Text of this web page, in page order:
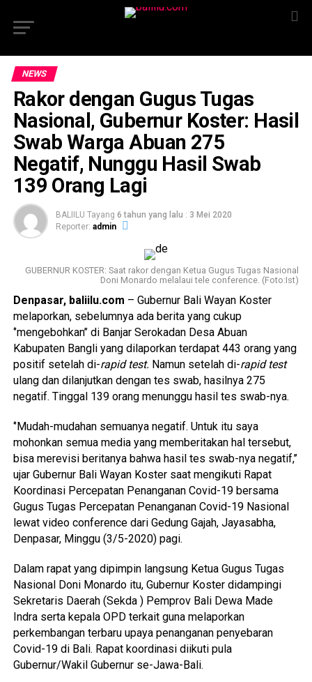
NEWS
Rakor dengan Gugus Tugas
Nasional, Gubernur Koster: Hasil
Swab Warga Abuan 275
Negatif, Nunggu Hasil Swab
139 Orang Lagi
BALIILU Tayang 6 tahun yang lalu : 3 Mei 2020
Reporter: admin
GUBERNUR KOSTER: Saat rakor dengan Ketua Gugus Tugas Nasional
Doni Monardo melalaui tele conference. (Foto:Ist)
Denpasar, baliilu.com – Gubernur Bali Wayan Koster
melaporkan, sebelumnya ada berita yang cukup
‘’mengebohkan’’ di Banjar Serokadan Desa Abuan
Kabupaten Bangli yang dilaporkan terdapat 443 orang yang
positif setelah di-rapid test. Namun setelah di-rapid test
ulang dan dilanjutkan dengan tes swab, hasilnya 275
negatif. Tinggal 139 orang menunggu hasil tes swab-nya.
‘’Mudah-mudahan semuanya negatif. Untuk itu saya
mohonkan semua media yang memberitakan hal tersebut,
bisa merevisi beritanya bahwa hasil tes swab-nya negatif,’’
ujar Gubernur Bali Wayan Koster saat mengikuti Rapat
Koordinasi Percepatan Penanganan Covid-19 bersama
Gugus Tugas Percepatan Penanganan Covid-19 Nasional
lewat video conference dari Gedung Gajah, Jayasabha,
Denpasar, Minggu (3/5-2020) pagi.
Dalam rapat yang dipimpin langsung Ketua Gugus Tugas
Nasional Doni Monardo itu, Gubernur Koster didampingi
Sekretaris Daerah (Sekda ) Pemprov Bali Dewa Made
Indra serta kepala OPD terkait guna melaporkan
perkembangan terbaru upaya penanganan penyebaran
Covid-19 di Bali. Rapat koordinasi diikuti pula
Gubernur/Wakil Gubernur se-Jawa-Bali.